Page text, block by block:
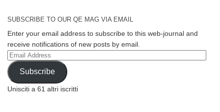
SUBSCRIBE TO OUR QE MAG VIA EMAIL
Enter your email address to subscribe to this web-journal and
receive notifications of new posts by email.
Email
Address
Subscribe
Unisciti a 61 altri iscritti